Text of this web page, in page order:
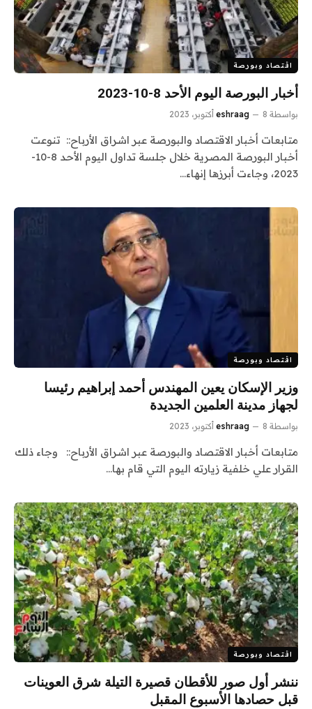
اقتصاد وبورصة
أخبار البورصة اليوم الأحد 8-10-2023
بواسطة eshraag 8 أكتوبر، 2023
متابعات أخبار الاقتصاد والبورصة عبر اشراق الأرباح:: تنوعت
أخبار البورصة المصرية خلال جلسة تداول اليوم الأحد 8-10-
2023، وجاءت أبرزها إنهاء…
اقتصاد وبورصة
وزير الإسكان يعين المهندس أحمد إبراهيم رئيسا
لجهاز مدينة العلمين الجديدة
بواسطة eshraag 8 أكتوبر، 2023
متابعات أخبار الاقتصاد والبورصة عبر اشراق الأرباح:: وجاء ذلك
القرار علي خلفية زيارته اليوم التي قام بها…
اقتصاد وبورصة
ننشر أول صور للأقطان قصيرة التيلة شرق العوينات
قبل حصادها الأسبوع المقبل